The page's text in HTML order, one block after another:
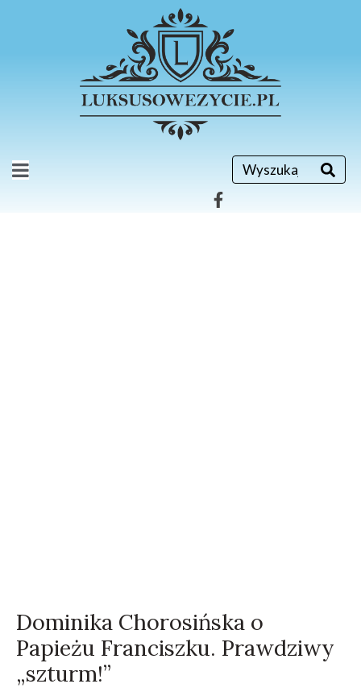
Dominika Chorosińska o
Papieżu Franciszku. Prawdziwy
„szturm!”